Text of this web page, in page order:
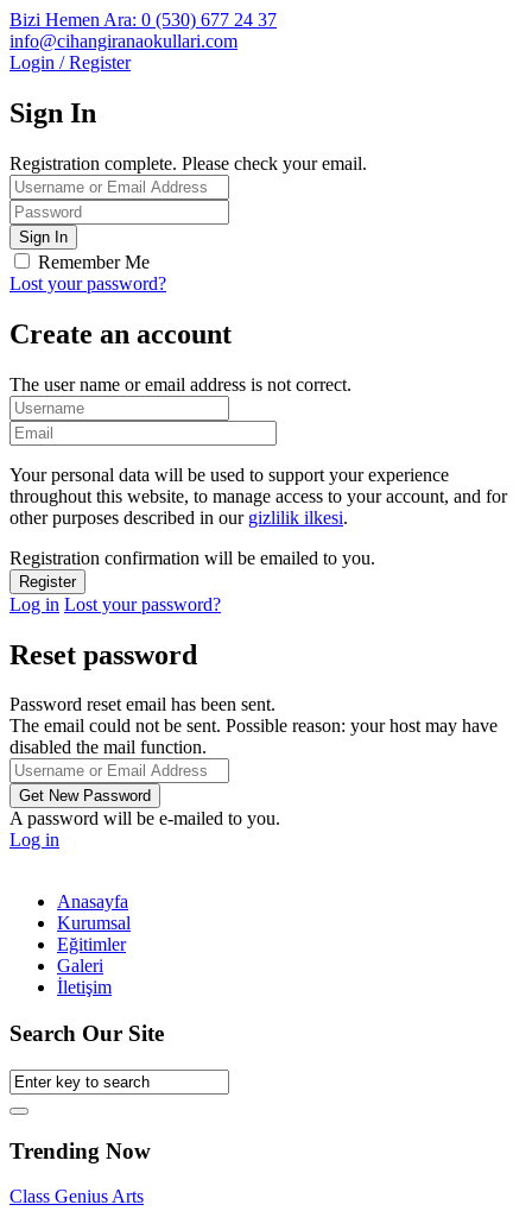
Bizi Hemen Ara: 0 (530) 677 24 37
info@cihangiranaokullari.com
Login / Register
Sign In
Registration complete. Please check your email.
Remember Me
Lost your password?
Create an account
The user name or email address is not correct.
Your personal data will be used to support your experience
throughout this website, to manage access to your account, and for
other purposes described in our gizlilik ilkesi.
Registration confirmation will be emailed to you.
Log in Lost your password?
Reset password
Password reset email has been sent.
The email could not be sent. Possible reason: your host may have
disabled the mail function.
A password will be e-mailed to you.
Log in
Anasayfa
Kurumsal
Eğitimler
Galeri
İletişim
Search Our Site
Trending Now
Class Genius Arts